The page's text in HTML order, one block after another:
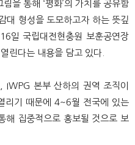
을 통해 ‘평화’의 가치를 공유함
대 형성을 도모하고자 하는 뜻깊
일 국립대전현충원 보훈공연장
린다는 내용을 담고 있다.
IWPG 본부 산하의 권역 조직이
리기 때문에 4~6월 전국에 있는
해 집중적으로 홍보될 것으로 보